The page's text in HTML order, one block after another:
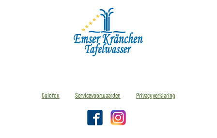
Colofon Servicevoorwaarden Privacyverklaring
FacebookInstagram